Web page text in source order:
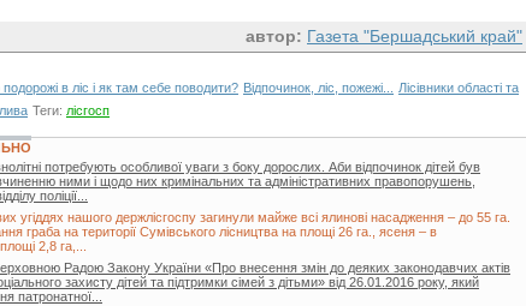
автор: Газета "Бершадський край"
подорожі в ліс і як там себе поводити? Відпочинок, ліс, пожежі...
Лісівники області та
Теги: лісгосп
потребують особливої уваги з боку дорослих. Аби відпочинок дітей був
ними і щодо них кримінальних та адміністративних правопорушень,
поліції...
угіддях нашого держлісгоспу загинули майже всі ялинові насадження – до 55 га.
граба на території Сумівського лісництва на площі 26 га., ясеня – в
2,8 га,...
Радою Закону України «Про внесення змін до деяких законодавчих актів
захисту дітей та підтримки сімей з дітьми» від 26.01.2016 року, який
патронатної...